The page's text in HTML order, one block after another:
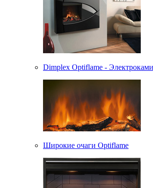
Dimplex Optiflame -
Широкие очаги Optiflame